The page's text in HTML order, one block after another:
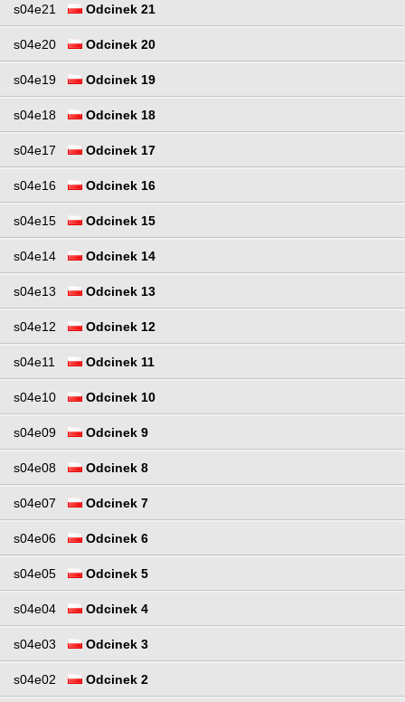
s04e21 Odcinek 21
s04e20 Odcinek 20
s04e19 Odcinek 19
s04e18 Odcinek 18
s04e17 Odcinek 17
s04e16 Odcinek 16
s04e15 Odcinek 15
s04e14 Odcinek 14
s04e13 Odcinek 13
s04e12 Odcinek 12
s04e11 Odcinek 11
s04e10 Odcinek 10
s04e09 Odcinek 9
s04e08 Odcinek 8
s04e07 Odcinek 7
s04e06 Odcinek 6
s04e05 Odcinek 5
s04e04 Odcinek 4
s04e03 Odcinek 3
s04e02 Odcinek 2